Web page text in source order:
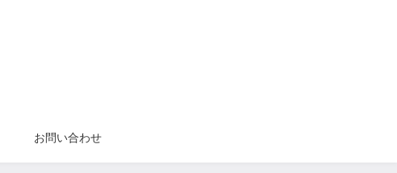
お問い合わせ